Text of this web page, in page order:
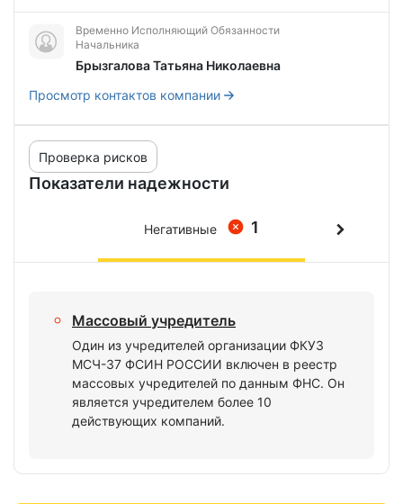
Временно Исполняющий Обязанности
Начальника
Брызгалова Татьяна Николаевна
Просмотр контактов компании
Показатели надежности
Проверка рисков
1
Негативные
Массовый учредитель
Один из учредителей организации ФКУЗ
МСЧ-37 ФСИН РОССИИ включен в реестр
массовых учредителей по данным ФНС. Он
является учредителем более 10
действующих компаний.